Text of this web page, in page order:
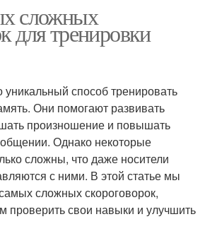
сложных
для тренировки
способ тренировать
Они помогают развивать
произношение и повышать
Однако некоторые
сложны, что даже носители
с ними. В этой статье мы
сложных скороговорок,
проверить свои навыки и улучшить